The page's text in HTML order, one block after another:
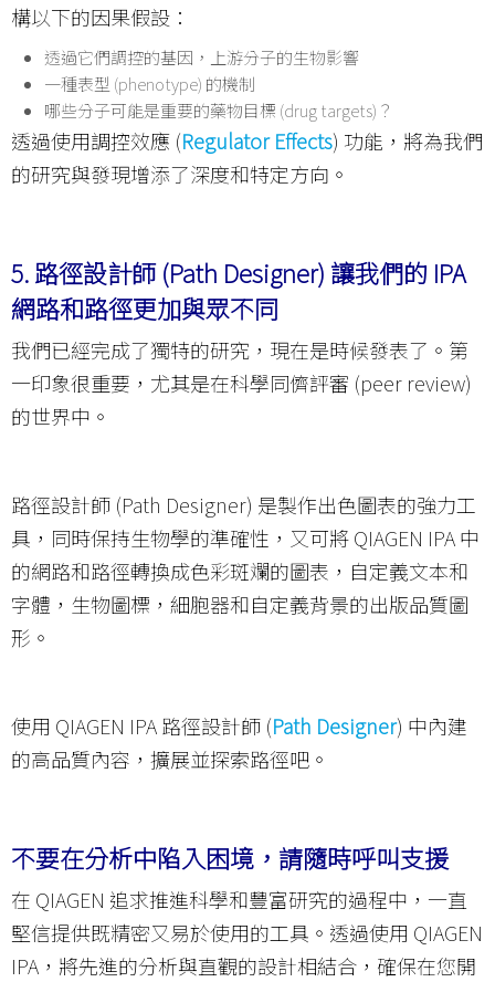
構以下的因果假設：
透過它們調控的基因，上游分子的生物影響
一種表型 (phenotype) 的機制
哪些分子可能是重要的藥物目標 (drug targets)？
透過使用調控效應 (Regulator Effects) 功能，將為我們
的研究與發現增添了深度和特定方向。
5.路徑設計師 (Path Designer) 讓我們的 IPA
網路和路徑更加與眾不同
我們已經完成了獨特的研究，現在是時候發表了。第
一印象很重要，尤其是在科學同儕評審 (peer review)
的世界中。
路徑設計師 (Path Designer) 是製作出色圖表的強力工
具，同時保持生物學的準確性，又可將 QIAGEN IPA 中
的網路和路徑轉換成色彩斑斕的圖表，自定義文本和
字體，生物圖標，細胞器和自定義背景的出版品質圖
形。
使用 QIAGEN IPA 路徑設計師 (Path Designer) 中內建
的高品質內容，擴展並探索路徑吧。
不要在分析中陷入困境，請隨時呼叫支援
在 QIAGEN 追求推進科學和豐富研究的過程中，一直
堅信提供既精密又易於使用的工具。透過使用 QIAGEN
IPA，將先進的分析與直觀的設計相結合，確保在您開